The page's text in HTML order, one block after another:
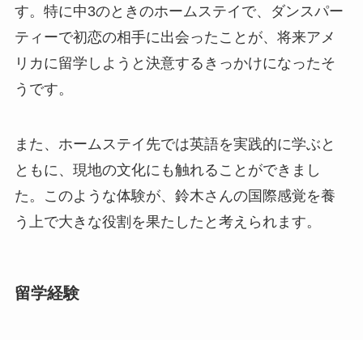
す。特に中3のときのホームステイで、ダンスパー
ティーで初恋の相手に出会ったことが、将来アメ
リカに留学しようと決意するきっかけになったそ
うです。
また、ホームステイ先では英語を実践的に学ぶと
ともに、現地の文化にも触れることができまし
た。このような体験が、鈴木さんの国際感覚を養
う上で大きな役割を果たしたと考えられます。
留学経験